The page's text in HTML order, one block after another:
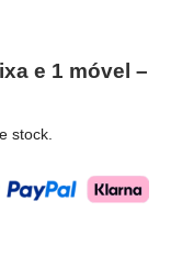
e 1 móvel –
stock.